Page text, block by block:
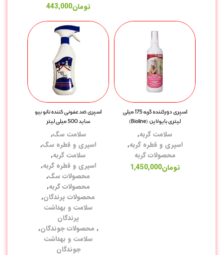
تومان443,000
اسپری دورکننده گربه 175 میلی
لیتری بایولاین (Bioline)
سلامت گربه,
اسپری و قطره گربه,
محصولات گربه
تومان1,450,000
اسپری ضد عفونی کننده نانو بیو
ساید 500 میلی لیتر
سلامت سگ,
اسپری و قطره سگ,
سلامت گربه,
اسپری و قطره گربه,
محصولات سگ,
محصولات گربه,
محصولات پرندگان,
سلامت و بهداشت
پرندگان
, محصولات جوندگان,
سلامت و بهداشت
جوندگان